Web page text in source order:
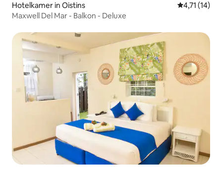
Hotelkamer in Oistins Gemiddelde
4,71 (14)
Maxwell Del Mar - Balkon - Deluxe